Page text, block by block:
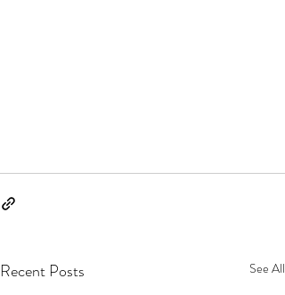
Recent Posts See All